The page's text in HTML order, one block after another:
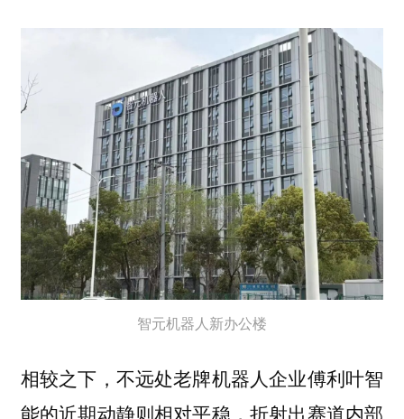
智元机器人新办公楼
相较之下，不远处老牌机器人企业傅利叶智
能的近期动静则相对平稳，折射出赛道内部